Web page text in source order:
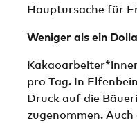
Hauptursache für
Weniger als ein
pro Tag. In
Druck auf die
zugenommen.